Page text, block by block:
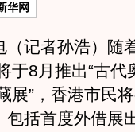
华网
记者孙浩）随
于8月推出“古代
”，香港市民
括首度外借展